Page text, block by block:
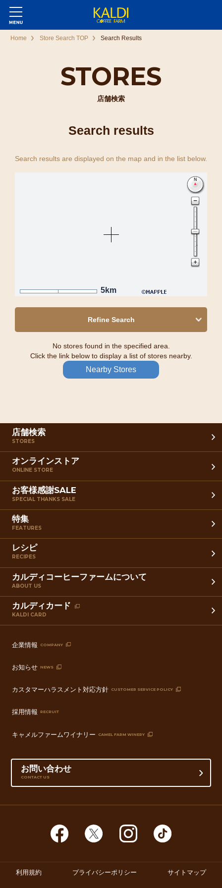
STORES
店舗検索
Home Store Search TOP Search Results
Search results
Search results are displayed on the map and in the list below.
5km
Refine Search
No stores found in the specified area.
Click the link below to display a list of stores nearby.
Nearby Stores
店舗検索
STORES
オンラインストア
ONLINE STORE
お客様感謝SALE
SPECIAL THANKS SALE
特集
FEATURES
レシピ
RECIPES
カルディコーヒーファームについて
ABOUT US
カルディカード
KALDI CARD
企業情報 COMPANY
お知らせ NEWS
カスタマーハラスメント対応方針 CUSTOMER SERVICE POLICY
採用情報 RECRUIT
キャメルファームワイナリー CAMEL FARM WINERY
お問い合わせ
CONTACT US
利用規約 プライバシーポリシー サイトマップ